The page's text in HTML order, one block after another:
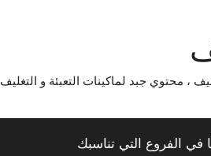
التعبئة و التغليف 01211116954 – 01211116956 – 01211116958
في الفروع التي تناسبك